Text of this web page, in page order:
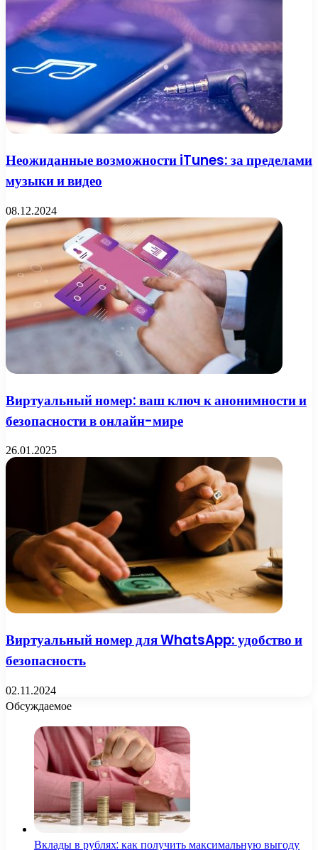
Неожиданные возможности iTunes: за пределами
музыки и видео
08.12.2024
Виртуальный номер: ваш ключ к анонимности и
безопасности в онлайн-мире
26.01.2025
Виртуальный номер для WhatsApp: удобство и
безопасность
02.11.2024
Обсуждаемое
Вклады в рублях: как получить максимальную выгоду